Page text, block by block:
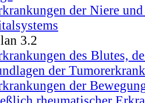
der Niere und
3.2
des Blutes,
der
der